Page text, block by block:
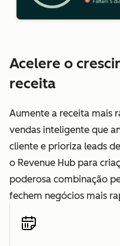
Acelere o
receita
Aumente a receita mais
vendas inteligente que
cliente e prioriza leads
o Revenue Hub para
poderosa combinação
fechem negócios mais